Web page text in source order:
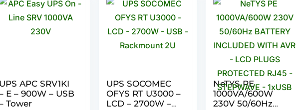
UPS APC SRV1KI
E – 900W – USB
Tower
UPS SOCOMEC
OFYS RT U3000 –
LCD – 2700W –
NeTYS PE
1000VA/600W
230V 50/60Hz